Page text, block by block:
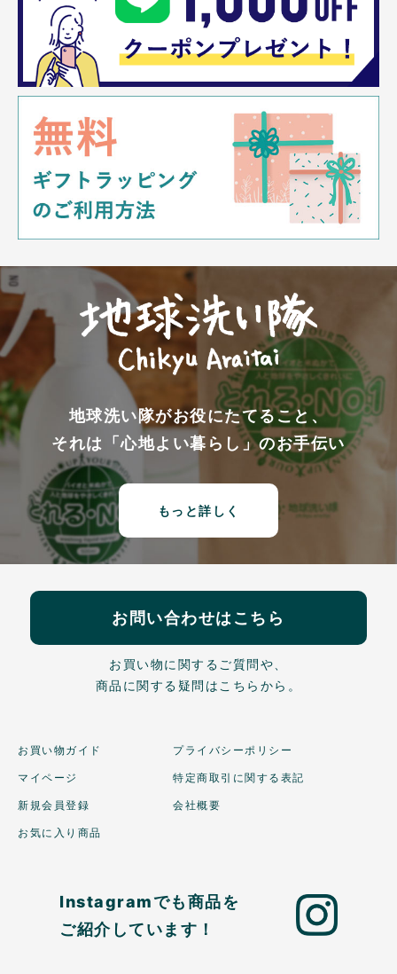
地球洗い隊がお役にたてること、
それは「心地よい暮らし」のお手伝い
もっと詳しく
お問い合わせはこちら
お買い物に関するご質問や、
商品に関する疑問はこちらから。
お買い物ガイド
マイページ
新規会員登録
お気に入り商品
プライバシーポリシー
特定商取引に関する表記
会社概要
Instagramでも商品を
ご紹介しています！